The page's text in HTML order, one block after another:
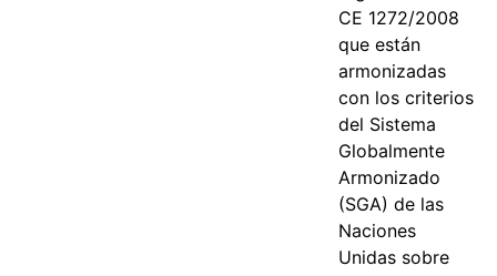
CE 1272/2008
que están
armonizadas
con los criterios
del Sistema
Globalmente
Armonizado
(SGA) de las
Naciones
Unidas sobre